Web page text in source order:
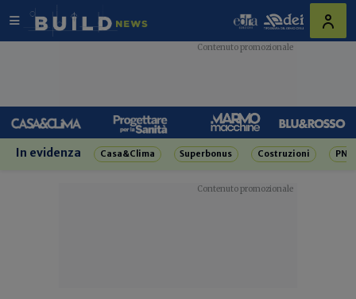
In evidenza Casa&Clima Superbonus Costruzioni